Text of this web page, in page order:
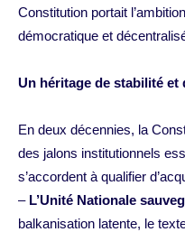
Constitution portait
démocratique et
Un héritage de stabilité et
En deux décennies, la
des jalons institutionnels
s’accordent à qualifier
– L’Unité Nationale
balkanisation latente, le